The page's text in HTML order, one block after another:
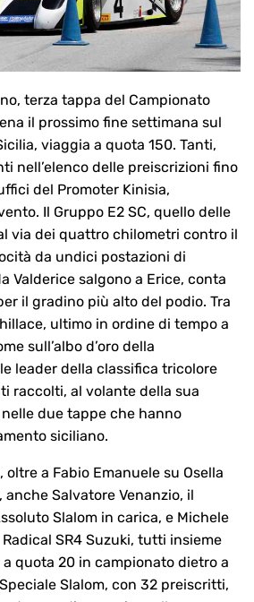
terza tappa del Campionato
il prossimo fine settimana sul
viaggia a quota 150. Tanti,
nell’elenco delle preiscrizioni fino
del Promoter Kinisia,
Il Gruppo E2 SC, quello delle
via dei quattro chilometri contro il
da undici postazioni di
Valderice salgono a Erice, conta
il gradino più alto del podio. Tra
ultimo in ordine di tempo a
sull’albo d’oro della
leader della classifica tricolore
raccolti, al volante della sua
nelle due tappe che hanno
siciliano.
oltre a Fabio Emanuele su Osella
anche Salvatore Venanzio, il
Slalom in carica, e Michele
SR4 Suzuki, tutti insieme
quota 20 in campionato dietro a
Slalom, con 32 preiscritti,